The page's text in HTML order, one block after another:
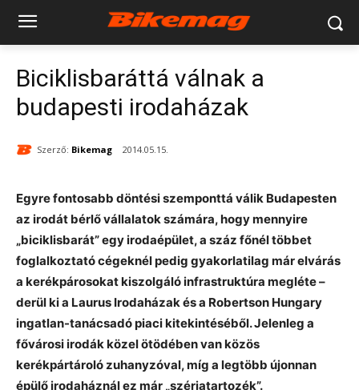
Biciklisbaráttá válnak a
budapesti irodaházak
Szerző: Bikemag 2014.05.15.
Egyre fontosabb döntési szemponttá válik Budapesten
az irodát bérlő vállalatok számára, hogy mennyire
„biciklisbarát” egy irodaépület, a száz főnél többet
foglalkoztató cégeknél pedig gyakorlatilag már elvárás
a kerékpárosokat kiszolgáló infrastruktúra megléte –
derül ki a Laurus Irodaházak és a Robertson Hungary
ingatlan-tanácsadó piaci kitekintéséből. Jelenleg a
fővárosi irodák közel ötödében van közös
kerékpártároló zuhanyzóval, míg a legtöbb újonnan
épülő irodaháznál ez már „szériatartozék”.